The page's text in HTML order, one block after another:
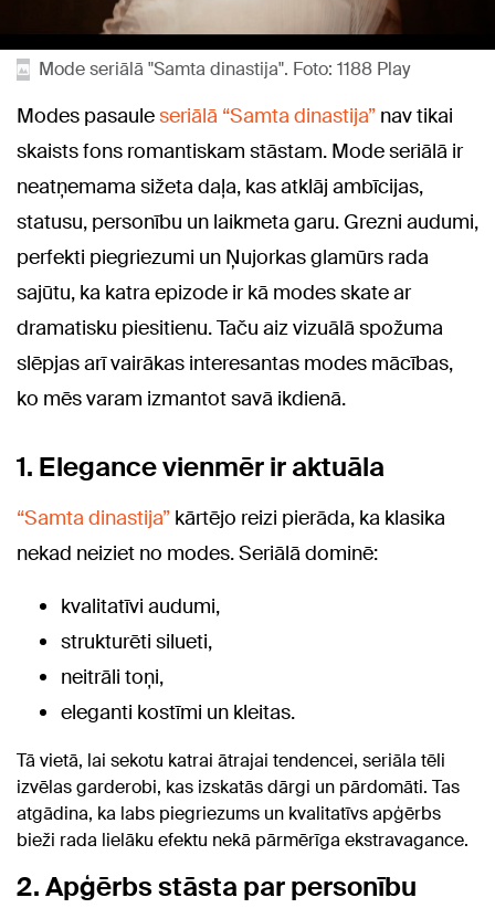
Mode seriālā "Samta dinastija". Foto: 1188 Play
Modes pasauleseriālā “Samta dinastija” nav tikai
skaists fons romantiskam stāstam. Mode seriālā ir
neatņemama sižeta daļa, kas atklāj ambīcijas,
statusu, personību un laikmeta garu. Grezni audumi,
perfekti piegriezumi un Ņujorkas glamūrs rada
sajūtu, ka katra epizode ir kā modes skate ar
dramatisku piesitienu. Taču aiz vizuālā spožuma
slēpjas arī vairākas interesantas modes mācības,
ko mēs varam izmantot savā ikdienā.
1. Elegance vienmēr ir aktuāla
“Samta dinastija” kārtējo reizi pierāda, ka klasika
nekad neiziet no modes. Seriālā dominē:
kvalitatīvi audumi,
strukturēti silueti,
neitrāli toņi,
eleganti kostīmi un kleitas.
Tā vietā, lai sekotu katrai ātrajai tendencei, seriāla tēli
izvēlas garderobi, kas izskatās dārgi un pārdomāti. Tas
atgādina, ka labs piegriezums un kvalitatīvs apģērbs
bieži rada lielāku efektu nekā pārmērīga ekstravagance.
2. Apģērbs stāsta par personību